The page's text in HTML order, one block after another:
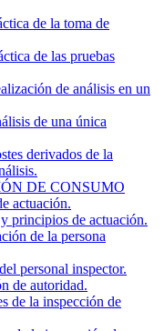
de la toma de
de las pruebas
de análisis en un
de una única
derivados de la
DE CONSUMO
actuación.
principios de actuación.
de la persona
personal inspector.
de autoridad.
de la inspección de